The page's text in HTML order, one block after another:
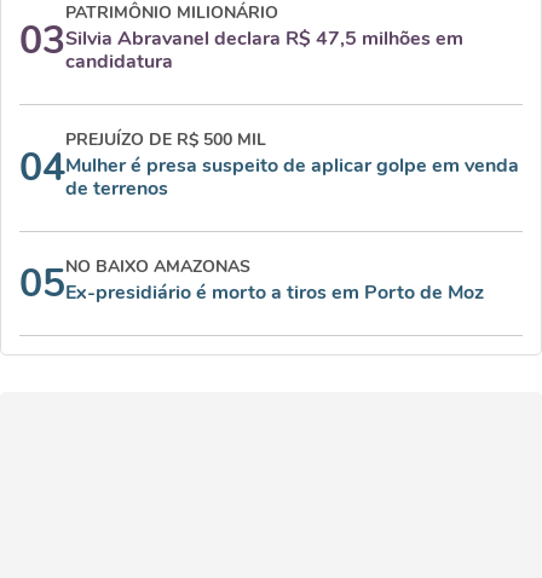
03
PATRIMÔNIO MILIONÁRIO
Silvia Abravanel declara R$ 47,5 milhões em
candidatura
04
PREJUÍZO DE R$ 500 MIL
Mulher é presa suspeito de aplicar golpe em venda
de terrenos
05NO BAIXO AMAZONAS
Ex-presidiário é morto a tiros em Porto de Moz